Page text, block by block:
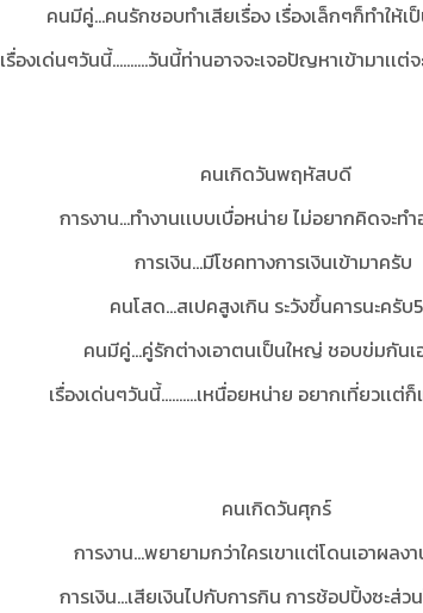
คนมีคู่…คนรักชอบทำเสียเรื่อง เรื่องเล็กๆก็ทำให้เ
เรื่องเด่นๆวันนี้..........วันนี้ท่านอาจจะเจอปัญหาเข้ามาเเ
คนเกิดวันพฤหัสบดี
การงาน...ทำงานเเบบเบื่อหน่าย ไม่อยากคิดจะทำ
การเงิน…มีโชคทางการเงินเข้ามาครับ
คนโสด...สเปคสูงเกิน ระวังขึ้นคารนะครับ
คนมีคู่...คู่รักต่างเอาตนเป็นใหญ่ ชอบข่มกันเ
เรื่องเด่นๆวันนี้..........เหนื่อยหน่าย อยากเที่ยวเเต่
คนเกิดวันศุกร์
การงาน…พยายามกว่าใครเขาเเต่โดนเอาผลง
การเงิน…เสียเงินไปกับการกิน การช้อปปิ้งซะส่